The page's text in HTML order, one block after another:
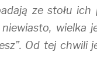
ze stołu ich
niewiasto, wielka
Od tej chwili